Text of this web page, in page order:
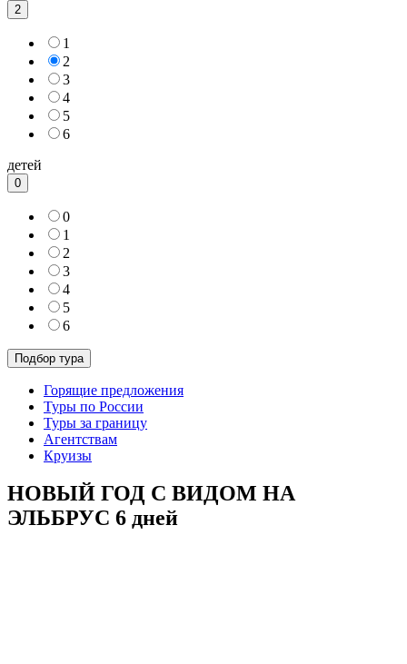
2
1
2
3
4
5
6
детей
0
0
1
2
3
4
5
6
Горящие предложения
Туры по России
Туры за границу
Агентствам
Круизы
НОВЫЙ ГОД С ВИДОМ НА
ЭЛЬБРУС 6 дней